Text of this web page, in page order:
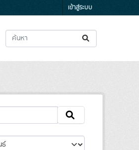
เข้าสู่ระบบ